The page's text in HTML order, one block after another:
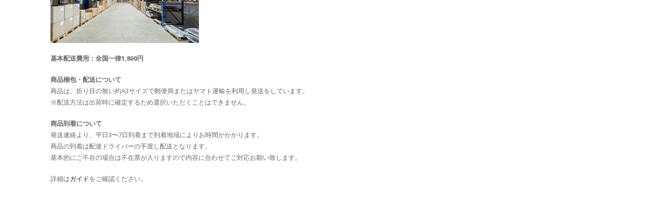
基本配送費用：全国一律1,800円
商品梱包・配送について
商品は、折り目の無い約A3サイズで郵便局またはヤマト運輸を利用し発送をしています。
※配送方法は出荷時に確定するため選択いただくことはできません。
商品到着について
発送連絡より、平日3〜7日到着まで到着地域によりお時間がかかります。
商品の到着は配達ドライバーの手渡し配送となります。
基本的にご不在の場合は不在票が入りますので内容に合わせてご対応お願い致します。
詳細はガイドをご確認ください。